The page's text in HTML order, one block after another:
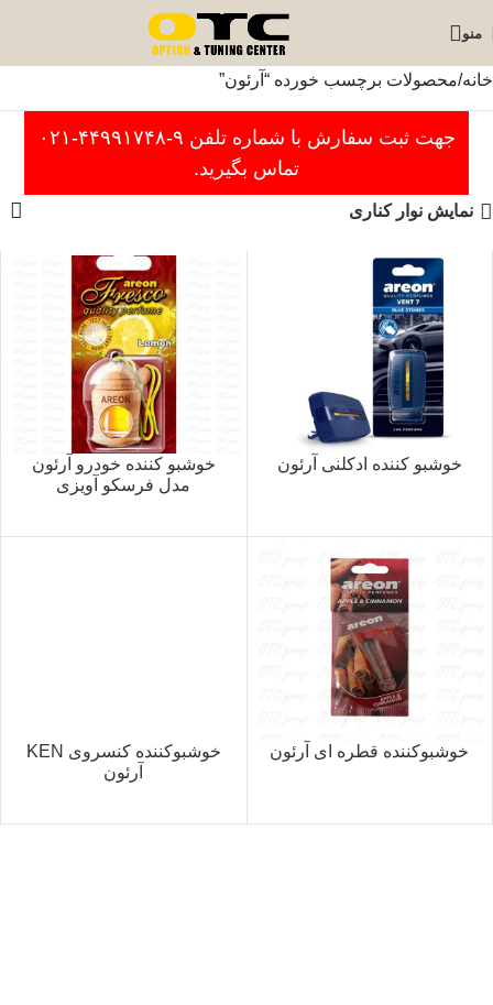
منو
خانه محصولات برچسب خورده “آرئون”
جهت ثبت سفارش با شماره تلفن ۹-۴۴۹۹۱۷۴۸-۰۲۱
تماس بگیرید.
نمایش نوار کناری
خوشبو کننده ادکلنی آرئون
خوشبو کننده خودرو آرئون
مدل فرسکو آویزی
خوشبوکننده قطره ای آرئون
خوشبوکننده کنسروی KEN
آرئون